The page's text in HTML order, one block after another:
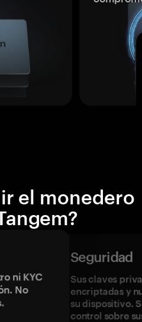
el monedero
ni KYC
No
Seguridad
Sus claves
encriptadas y
su dispositivo.
control sobre